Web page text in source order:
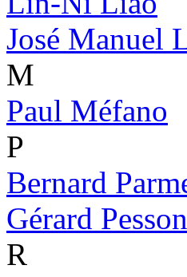
José Manuel
M
Paul Méfano
P
Bernard
Gérard Pesson
R